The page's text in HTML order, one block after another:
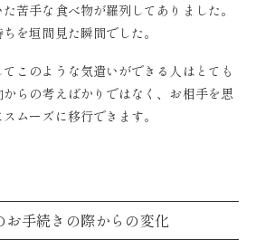
苦手な食べ物が羅列してありました。
を垣間見た瞬間でした。
このような気遣いができる人はとても
らの考えばかりではなく、お相手を思
ムーズに移行できます。
お手続きの際からの変化